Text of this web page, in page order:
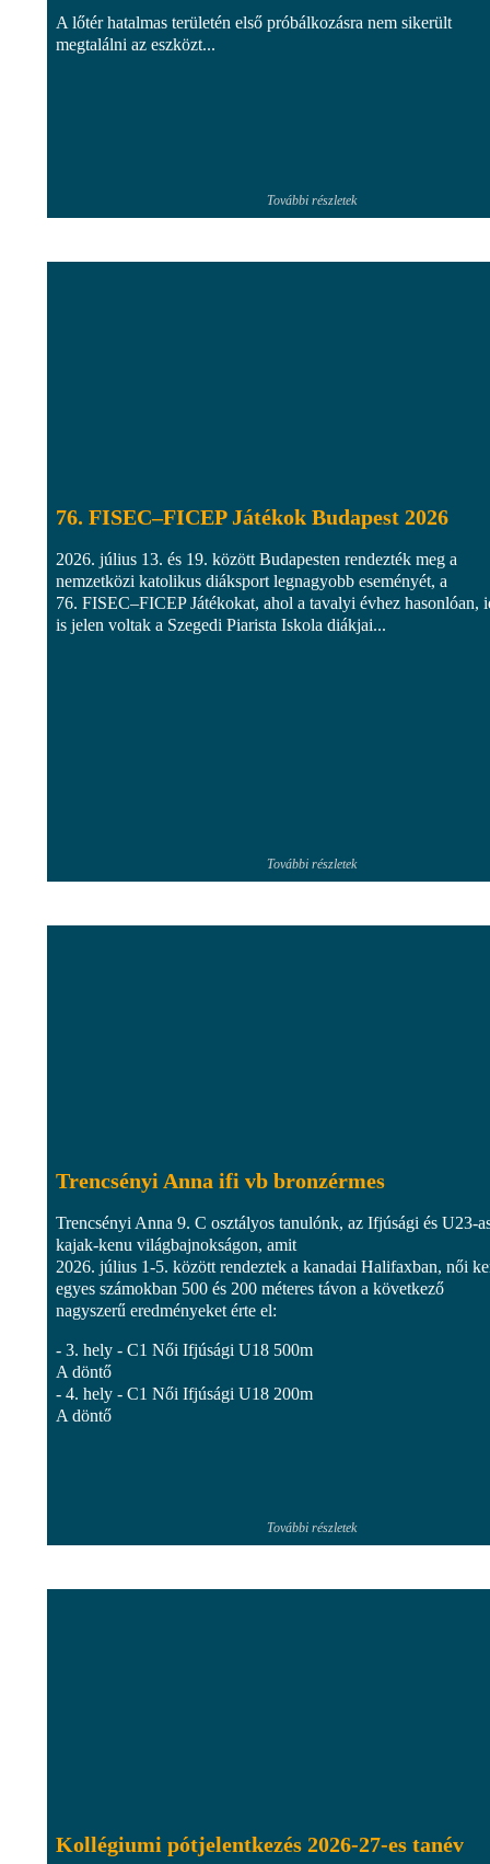
A lőtér hatalmas területén első próbálkozásra nem sikerült
megtalálni az eszközt...
További részletek
76. FISEC–FICEP Játékok Budapest 2026
2026. július 13. és 19. között Budapesten rendezték meg a
nemzetközi katolikus diáksport legnagyobb eseményét, a
76. FISEC–FICEP Játékokat, ahol a tavalyi évhez hasonlóan,
is jelen voltak a Szegedi Piarista Iskola diákjai...
További részletek
Trencsényi Anna ifi vb bronzérmes
Trencsényi Anna 9. C osztályos tanulónk, az Ifjúsági és U23-
kajak-kenu világbajnokságon, amit
2026. július 1-5. között rendeztek a kanadai Halifaxban, női
egyes számokban 500 és 200 méteres távon a következő
nagyszerű eredményeket érte el:
- 3. hely - C1 Női Ifjúsági U18 500m
A döntő
- 4. hely - C1 Női Ifjúsági U18 200m
A döntő
További részletek
Kollégiumi pótjelentkezés 2026-27-es tanév